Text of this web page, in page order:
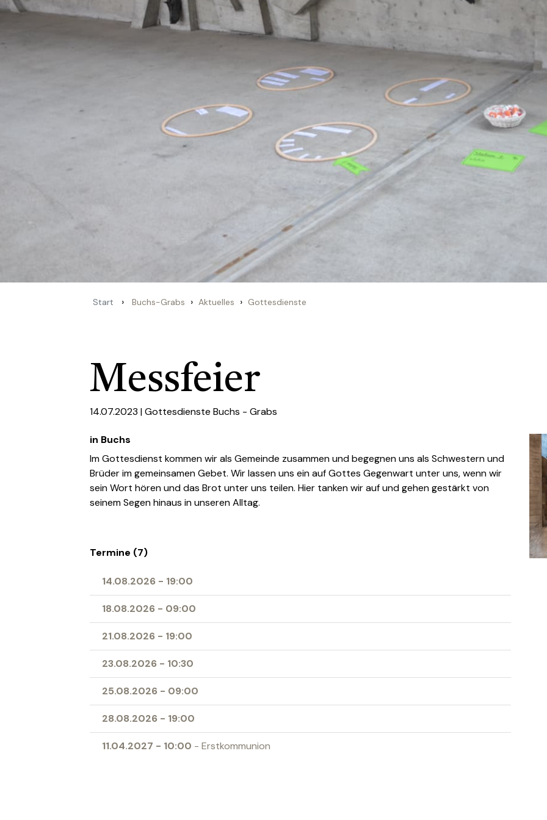
Start › Buchs-Grabs › Aktuelles › Gottesdienste
Messfeier
14.07.2023 |Gottesdienste Buchs - Grabs
in Buchs
Im Gottesdienst kommen wir als Gemeinde zusammen und begegnen uns als Schwestern und
Brüder im gemeinsamen Gebet. Wir lassen uns ein auf Gottes Gegenwart unter uns, wenn wir
sein Wort hören und das Brot unter uns teilen. Hier tanken wir auf und gehen gestärkt von
seinem Segen hinaus in unseren Alltag.
Termine (7)
14.08.2026 - 19:00
18.08.2026 - 09:00
21.08.2026 - 19:00
23.08.2026 - 10:30
25.08.2026 - 09:00
28.08.2026 - 19:00
11.04.2027 - 10:00 - Erstkommunion